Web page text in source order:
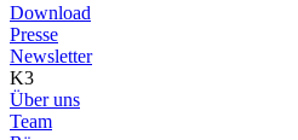
Download
Presse
Newsletter
K3
Über uns
Team